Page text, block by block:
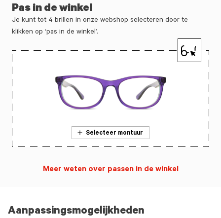
Aanpassingsmogelijkheden
Pas in de winkel
Je kunt tot 4 brillen in onze webshop selecteren door te
klikken op ‘pas in de winkel’.
Selecteer montuur
Meer weten over passen in de winkel